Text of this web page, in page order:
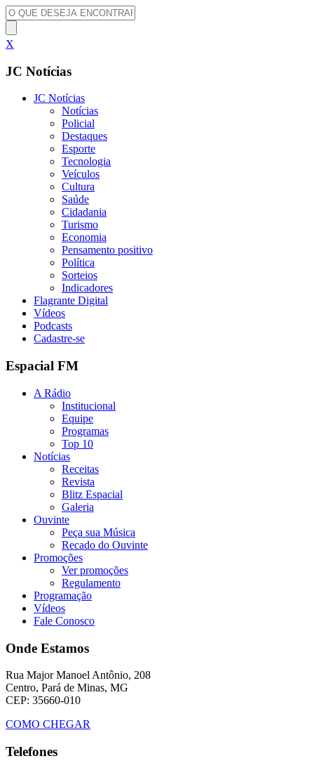
X
JC Notícias
JC Notícias
Notícias
Policial
Destaques
Esporte
Tecnologia
Veículos
Cultura
Saúde
Cidadania
Turismo
Economia
Pensamento positivo
Política
Sorteios
Indicadores
Flagrante Digital
Vídeos
Podcasts
Cadastre-se
Espacial FM
A Rádio
Institucional
Equipe
Programas
Top 10
Notícias
Receitas
Revista
Blitz Espacial
Galeria
Ouvinte
Peça sua Música
Recado do Ouvinte
Promoções
Ver promoções
Regulamento
Programação
Vídeos
Fale Conosco
Onde Estamos
Rua Major Manoel Antônio, 208
Centro, Pará de Minas, MG
CEP: 35660-010
COMO CHEGAR
Telefones